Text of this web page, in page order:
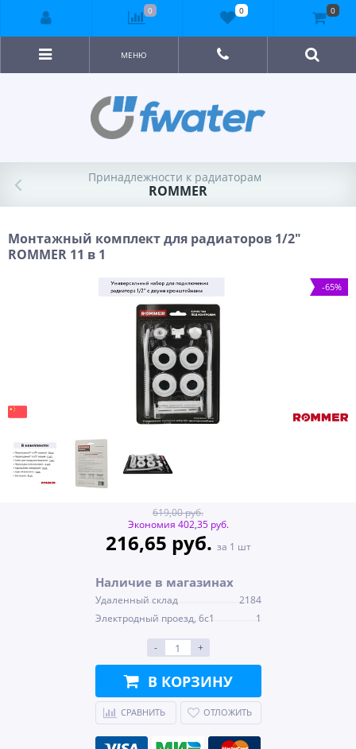
МЕНЮ
Принадлежности к радиаторам
ROMMER
Монтажный комплект для радиаторов 1/2"
ROMMER 11 в 1
-65%
619,00 руб.
Экономия 402,35 руб.
216,65 руб. за 1 шт
Наличие в магазинах
Удаленный склад
2184
Электродный проезд, 6с1
1
- +
В КОРЗИНУ
СРАВНИТЬ ОТЛОЖИТЬ
0 0 0